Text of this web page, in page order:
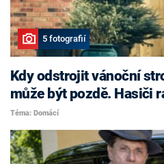
5 fotografií
Kdy odstrojit vánoční
může být pozdě. Hasiči
Téma: Domácí